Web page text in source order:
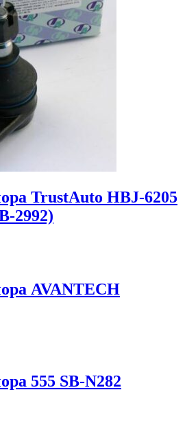
TrustAuto HBJ-6205
2992)
AVANTECH
555 SB-N282